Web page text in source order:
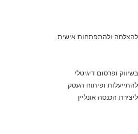
להצלחה ולהתפתחות אישית
ופרסום דיגיטלי
ופיתוח העסק
הכנסה אונליין